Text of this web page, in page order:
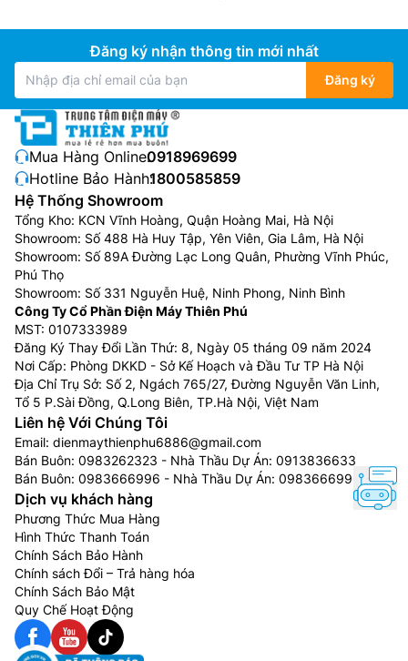
Đăng ký nhận thông tin mới nhất
Đăng ký
Mua Hàng Online:0918969699
Hotline Bảo Hành:1800585859
Hệ Thống Showroom
Tổng Kho: KCN Vĩnh Hoàng, Quận Hoàng Mai, Hà Nội
Showroom: Số 488 Hà Huy Tập, Yên Viên, Gia Lâm, Hà Nội
Showroom: Số 89A Đường Lạc Long Quân, Phường Vĩnh Phúc,
Phú Thọ
Showroom: Số 331 Nguyễn Huệ, Ninh Phong, Ninh Bình
Công Ty Cổ Phần Điện Máy Thiên Phú
MST: 0107333989
Đăng Ký Thay Đổi Lần Thứ: 8, Ngày 05 tháng 09 năm 2024
Nơi Cấp: Phòng DKKD - Sở Kế Hoạch và Đầu Tư TP Hà Nội
Địa Chỉ Trụ Sở: Số 2, Ngách 765/27, Đường Nguyễn Văn Linh,
Tổ 5 P.Sài Đồng, Q.Long Biên, TP.Hà Nội, Việt Nam
Liên hệ Với Chúng Tôi
Email: dienmaythienphu6886@gmail.com
Bán Buôn: 0983262323 - Nhà Thầu Dự Án: 0913836633
Bán Buôn: 0983666996 - Nhà Thầu Dự Án: 0983666996
Dịch vụ khách hàng
Phương Thức Mua Hàng
Hình Thức Thanh Toán
Chính Sách Bảo Hành
Chính sách Đổi – Trả hàng hóa
Chính Sách Bảo Mật
Quy Chế Hoạt Động